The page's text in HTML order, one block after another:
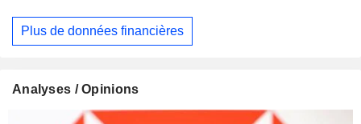
Plus de données financières
Analyses / Opinions